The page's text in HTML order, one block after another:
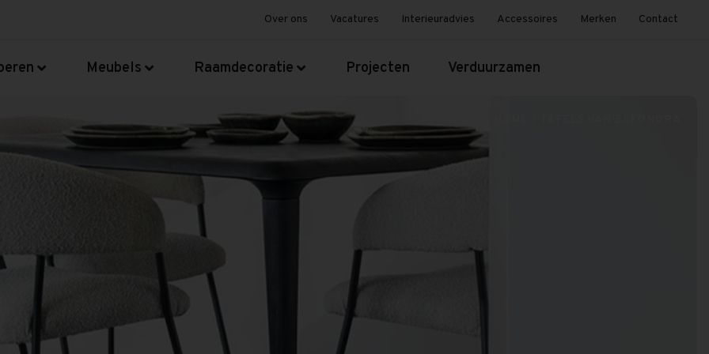
Over ons Vacatures Interieuradvies Accessoires Merken Contact
Meubels Raamdecoratie Projecten Verduurzamen